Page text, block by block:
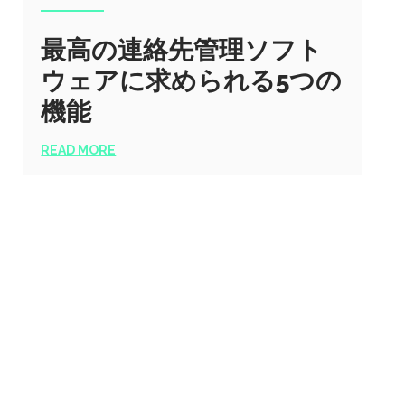
最高の連絡先管理ソフト
ウェアに求められる5つの
機能
READ MORE